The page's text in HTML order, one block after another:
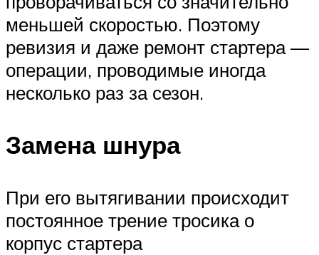
меньшей скоростью. Поэтому
ревизия и даже ремонт стартера —
операции, проводимые иногда
несколько раз за сезон.
Замена шнура
При его вытягивании происходит
постоянное трение тросика о
корпус стартера